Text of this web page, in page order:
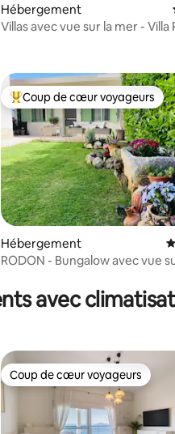
sur 5
moyenne sur la base de 7
Hébergement
Villas avec vue sur la mer - Villa
5 sur 5
moyenne sur la base de 17
Coups de cœur voyageurs les
Coup de cœur voyageurs
Hébergement
RODON - Bungalow avec vue
avec
Coup de cœur voyageurs
Coup de cœur voyageurs